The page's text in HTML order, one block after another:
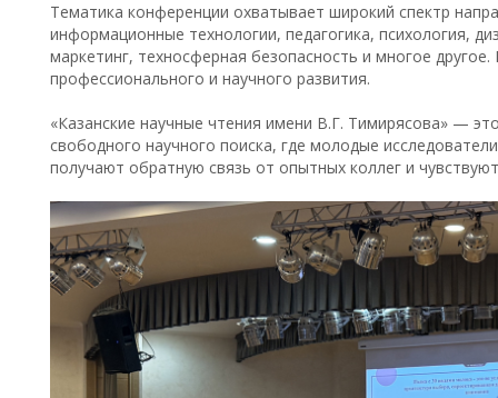
Тематика конференции охватывает широкий спектр
информационные технологии, педагогика, психология,
маркетинг, техносферная безопасность и многое
профессионального и научного развития.
«Казанские научные чтения имени В.Г. Тимирясова» —
свободного научного поиска, где молодые
получают обратную связь от опытных коллег и